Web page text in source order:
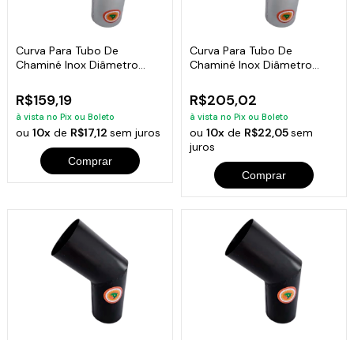
Curva Para Tubo De
Chaminé Inox Diâmetro
R$159,19
à vista no Pix ou Boleto
ou10x de R$17,12sem juros
Comprar
Curva Para Tubo De
Chaminé Inox Diâmetro
R$205,02
à vista no Pix ou Boleto
ou 10xde R$22,05sem
juros
Comprar